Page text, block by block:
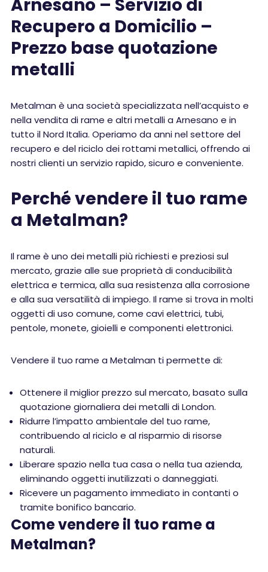
Arnesano – Servizio di
Recupero a Domicilio –
Prezzo base quotazione
metalli
Metalman è una società specializzata nell’acquisto e
nella vendita di rame e altri metalli a Arnesano e in
tutto il Nord Italia. Operiamo da anni nel settore del
recupero e del riciclo dei rottami metallici, offrendo ai
nostri clienti un servizio rapido, sicuro e conveniente.
Perché vendere il tuo rame
a Metalman?
Il rame è uno dei metalli più richiesti e preziosi sul
mercato, grazie alle sue proprietà di conducibilità
elettrica e termica, alla sua resistenza alla corrosione
e alla sua versatilità di impiego. Il rame si trova in molti
oggetti di uso comune, come cavi elettrici, tubi,
pentole, monete, gioielli e componenti elettronici.
Vendere il tuo rame a Metalman ti permette di:
Ottenere il miglior prezzo sul mercato, basato sulla
quotazione giornaliera dei metalli di London.
Ridurre l’impatto ambientale del tuo rame,
contribuendo al riciclo e al risparmio di risorse
naturali.
Liberare spazio nella tua casa o nella tua azienda,
eliminando oggetti inutilizzati o danneggiati.
Ricevere un pagamento immediato in contanti o
tramite bonifico bancario.
Come vendere il tuo rame a
Metalman?